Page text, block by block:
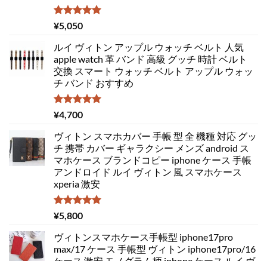
5段階中
5.00
¥5,050
ルイ ヴィトン アップル ウォッチ ベルト 人気
apple watch 革 バンド 高級 グッチ 時計 ベルト
交換 スマート ウォッチ ベルト アップル ウォッ
チ バンド おすすめ
5段階中
5.00
¥4,700
ヴィトン スマホカバー 手帳 型 全 機種 対応 グッ
チ 携帯 カバー ギャラクシー メンズ android ス
マホケース ブランドコピー iphone ケース 手帳
アンドロイド ルイ ヴィトン 風 スマホケース
xperia 激安
5段階中
5.00
¥5,800
ヴィトンスマホケース手帳型 iphone17pro
max/17 ケース 手帳型 ヴィトン iphone17pro/16